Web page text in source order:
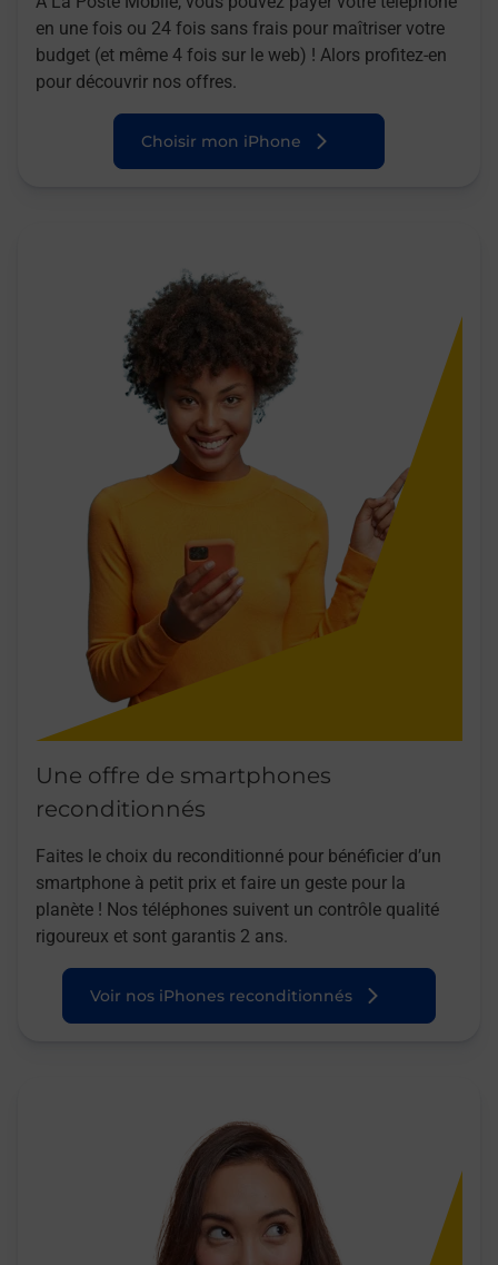
en une fois ou 24 fois sans frais pour maîtriser votre
budget (et même 4 fois sur le web) ! Alors profitez-en
pour découvrir nos offres.
Choisir mon iPhone
Une offre de smartphones
reconditionnés
Faites le choix du reconditionné pour bénéficier d’un
smartphone à petit prix et faire un geste pour la
planète ! Nos téléphones suivent un contrôle qualité
rigoureux et sont garantis 2 ans.
Voir nos iPhones reconditionnés